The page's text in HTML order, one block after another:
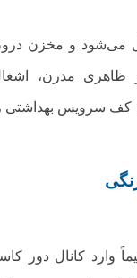
می‌شود و مخزن
ظاهری مدرن،
کف سرویس بهداشتی
وارد کانال دور